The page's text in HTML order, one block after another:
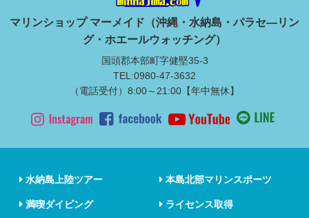
マリンショップ マーメイド（沖縄・水納島・パラセ―リン
グ・ホエールウォッチング）
国頭郡本部町字健堅35-3
TEL:0980-47-3632
（電話受付）8:00～21:00【年中無休】
水納島上陸ツアー 本島北部マリンスポーツ
満喫ダイビング ライセンス取得